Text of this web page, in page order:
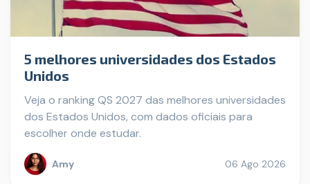
5 melhores universidades dos Estados
Unidos
Veja o ranking QS 2027 das melhores universidades
dos Estados Unidos, com dados oficiais para
escolher onde estudar.
Amy 06 Ago 2026